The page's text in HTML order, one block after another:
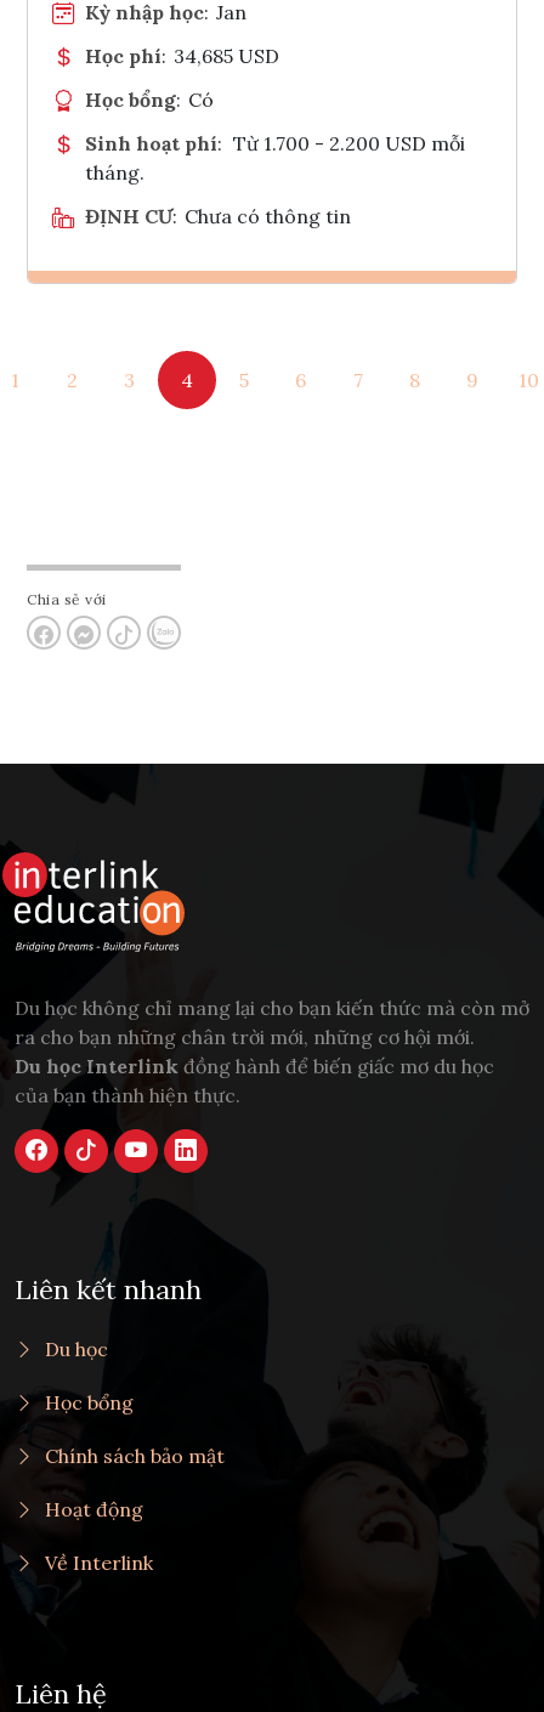
Kỳ nhập học: Jan
Học phí: 34,685 USD
Học bổng: Có
Sinh hoạt phí: Từ 1.700 - 2.200 USD mỗi
tháng.
ĐỊNH CƯ: Chưa có thông tin
Tham vấn Interlink
1 2 3 4 5 6 7 8 9 10
Chia sẻ với
Du học không chỉ mang lại cho bạn kiến thức mà còn mở
ra cho bạn những chân trời mới, những cơ hội mới.
Du học Interlink đồng hành để biến giấc mơ du học
của bạn thành hiện thực.
Liên kết nhanh
Du học
Học bổng
Chính sách bảo mật
Hoạt động
Về Interlink
Liên hệ